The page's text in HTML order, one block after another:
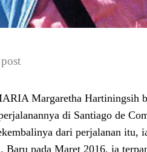
Margaretha Hartiningsih
di Santiago de
dari perjalanan itu,
Baru pada Maret 2016, ia